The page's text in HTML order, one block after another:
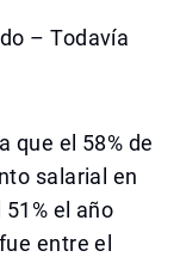
– Todavía
que el 58% de
salarial en
el año
entre el